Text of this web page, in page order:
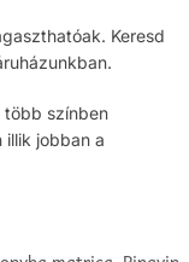
Keresd
több színben
illik jobban a